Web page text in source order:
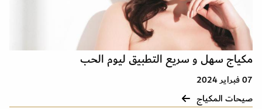
مكياج سهل و سريع التطبيق ليوم الحب
07 فبراير 2024
صيحات المكياج